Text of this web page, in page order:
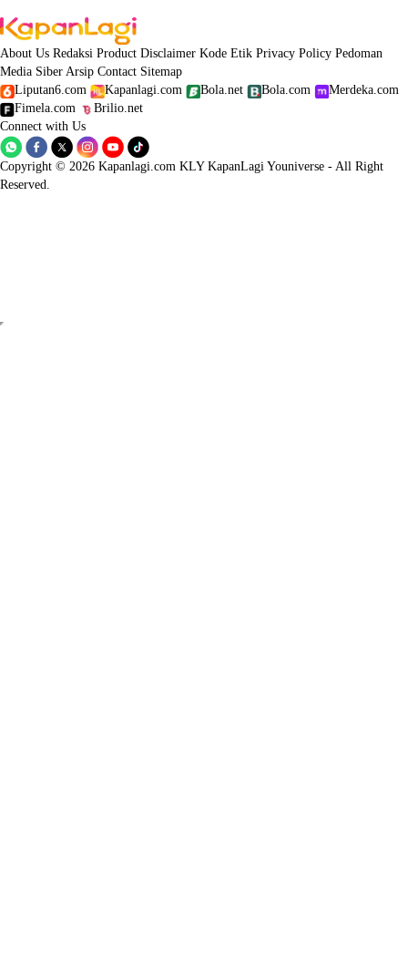
About Us Redaksi Product Disclaimer Kode Etik Privacy Policy Pedoman
Media Siber Arsip Contact Sitemap
Liputan6.com
Kapanlagi.com Bola.net Bola.com
Merdeka.com
Fimela.com
Brilio.net
Connect with Us
Copyright © 2026 Kapanlagi.com KLY KapanLagi Youniverse - All Right
Reserved.